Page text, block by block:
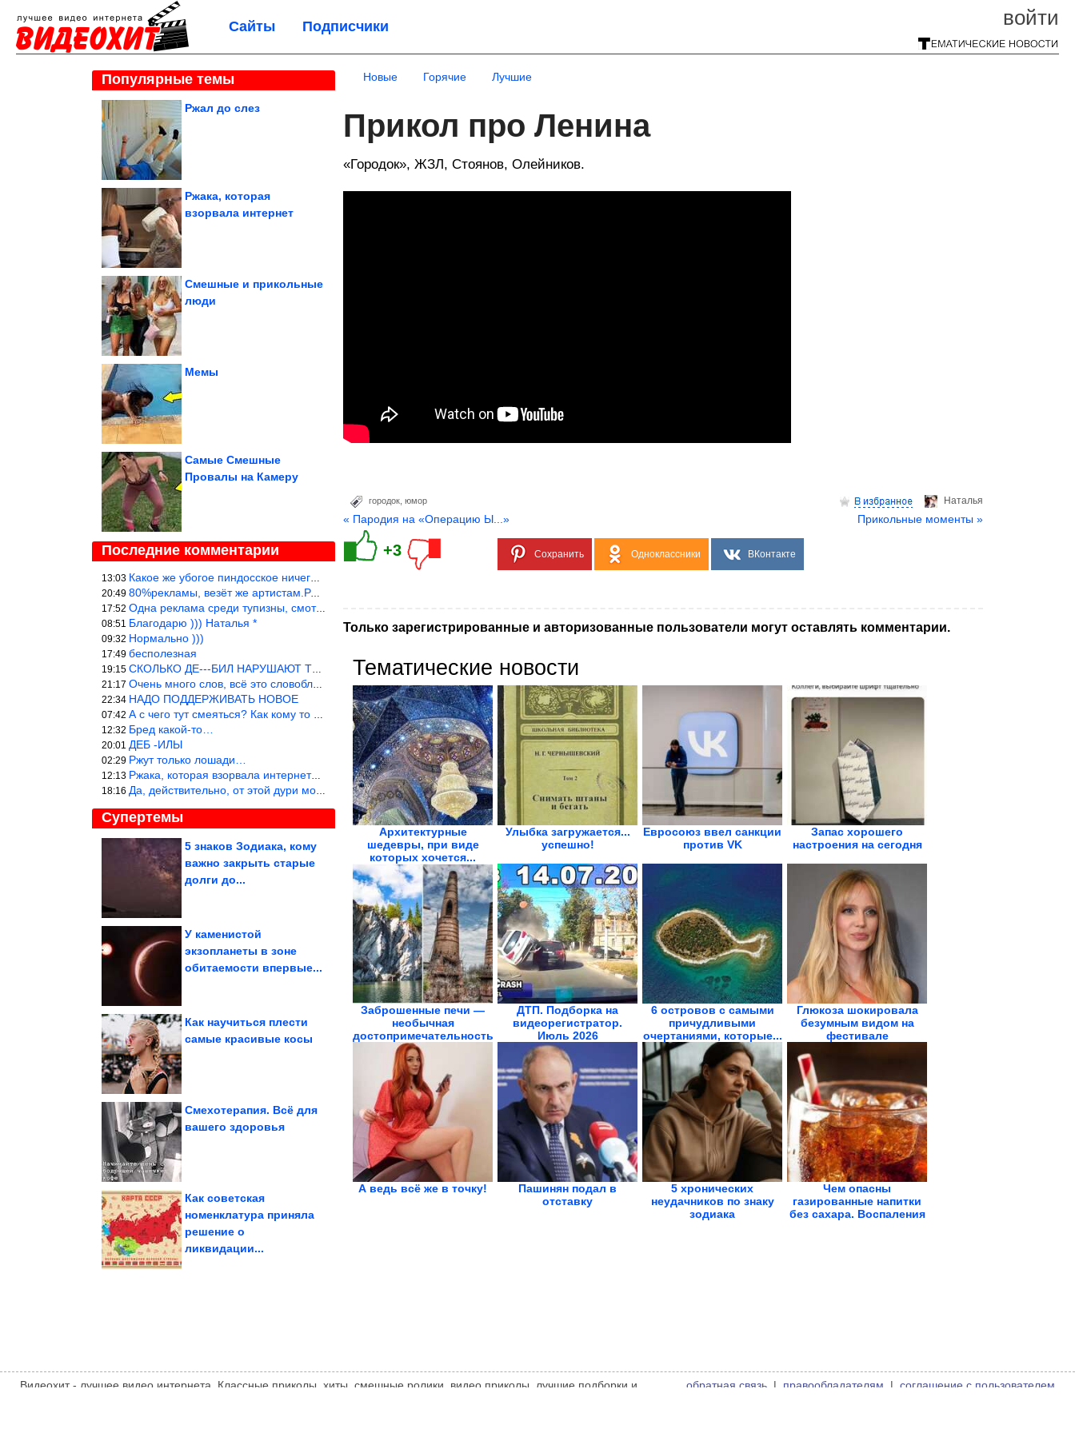
войти
Сайты Подписчики
Популярные темы
Ржал до слез
Ржака, которая
взорвала интернет
Смешные и прикольные
люди
Мемы
Самые Смешные
Провалы на Камеру
Последние комментарии
13:03 Какое же убогое пиндосское ничего. Наташ, и не стыдно такую фигн
20:49 80%рекламы, везёт же артистам.Режиссёры, сценаристы вы где или к
17:52 Одна реклама среди тупизны, смотреть невозможно.
08:51 Благодарю ))) Наталья *
09:32 Нормально )))
17:49 бесполезная
19:15 СКОЛЬКО ДЕ---БИЛ НАРУШАЮТ ТЕХНИКУ БЕЗОПАСНОСТИ
21:17 Очень много слов, всё это словоблудие можно было уложить в 1 мин
22:34 НАДО ПОДДЕРЖИВАТЬ НОВОЕ
07:42 А с чего тут смеяться? Как кому то больно? Не смешно.
12:32 Бред какой-то…
20:01 ДЕБ -ИЛЫ
02:29 Ржут только лошади…
12:13 Ржака, которая взорвала интернет? Нет, количество рекламы выводи
18:16 Да, действительно, от этой дури можно ржать до слёз.
Супертемы
5 знаков Зодиака, кому
важно закрыть старые
долги до...
У комаров личинки
лодки
У каменистой
экзопланеты в зоне
обитаемости впервые...
Как научиться плести
самые красивые косы
Смехотерапия. Всё для
вашего здоровья
Как советская
номенклатура приняла
решение о
ликвидации...
посмеяться. Смотрим!
Новые Горячие Лучшие
Прикол про Ленина
«Городок», ЖЗЛ, Стоянов, Олейников.
Hаталья
городок юмор
« Пародия на «Операцию Ы...» Прикольные моменты »
+3 Сохранить Одноклассники ВКонтакте
Только зарегистрированные и авторизованные пользователи могут оставлять комментарии.
Тематические новости
Архитектурные
шедевры, при виде
которых хочется...
Улыбка загружается...
успешно!
Евросоюз ввел санкции
против VK
Запас хорошего
настроения на сегодня
Заброшенные печи —
необычная
достопримечательность
Карелии
ДТП. Подборка на
видеорегистратор.
Июль 2026
6 островов с самыми
причудливыми
очертаниями, которые...
Глюкоза шокировала
безумным видом на
фестивале
А ведь всё же в точку!
Пашинян подал в
отставку
5 хронических
неудачников по знаку
зодиака
Чем опасны
газированные напитки
без сахара. Воспаления
Видеохит - лучшее видео интернета. Классные приколы, хиты, смешные ролики, видео приколы, лучшие подборки и
обратная связь | правообладателям | соглашение с пользователем